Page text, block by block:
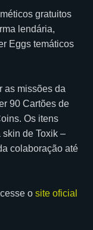
gratuitos
lendária,
Eggs temáticos
as missões da
90 Cartões de
Os itens
de Toxik –
colaboração até
o site oficial